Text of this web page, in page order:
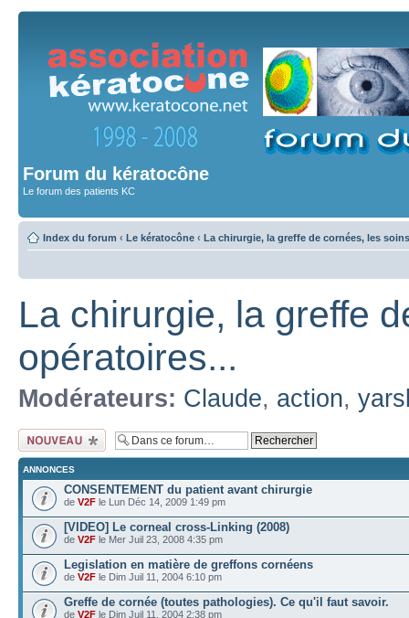
Forum du kératocône
Le forum des patients KC
Index du forum ‹ Le kératocône ‹ La chirurgie, la greffe de cornées, les
La chirurgie, la greffe
opératoires...
Modérateurs: Claude, action,
Ecrire un nouveau
sujet
ANNONCES
CONSENTEMENT du patient avant chirurgie
de V2F le Lun Déc 14, 2009 1:49 pm
[VIDEO] Le corneal cross-Linking (2008)
de V2F le Mer Juil 23, 2008 4:35 pm
Legislation en matière de greffons cornéens
de V2F le Dim Juil 11, 2004 6:10 pm
Greffe de cornée (toutes pathologies). Ce qu'il faut savoir.
de V2F le Dim Juil 11, 2004 2:38 pm